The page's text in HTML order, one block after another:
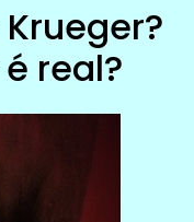
real?